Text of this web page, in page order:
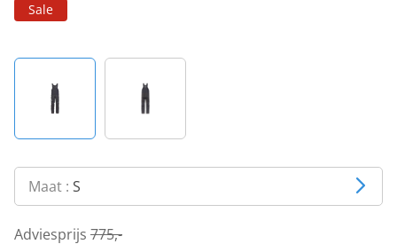
Sale
Maat : S
Adviesprijs 775,-